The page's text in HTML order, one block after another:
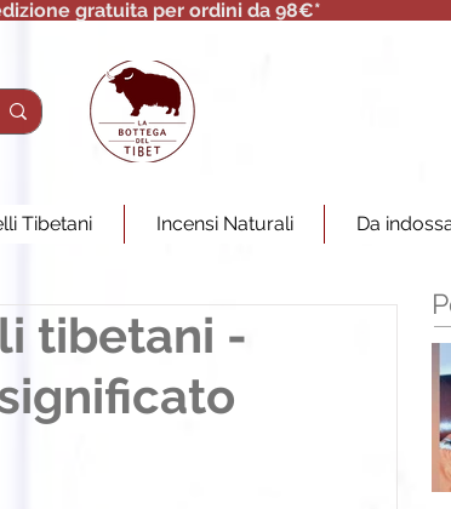
gratuita per ordini da 98€*
Tibetani Incensi Naturali Da
tibetani -